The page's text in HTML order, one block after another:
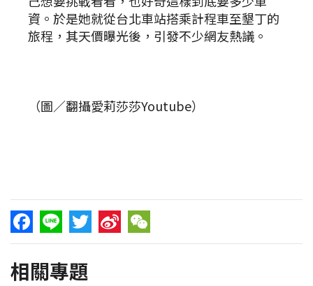
資。於是她就從台北車站搭乘計程車至墾丁的
旅程，其天價曝光後，引發不少網友熱議。
（圖／翻攝愛莉莎莎Youtube）
Facebook
Line TwitterSina WeChat
相關專題